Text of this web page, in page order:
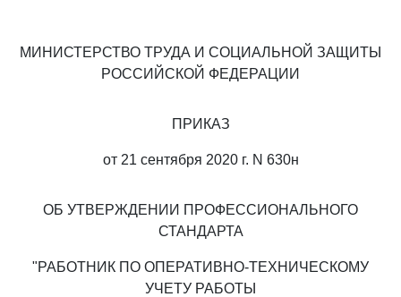
МИНИСТЕРСТВО ТРУДА И СОЦИАЛЬНОЙ ЗАЩИТЫ
РОССИЙСКОЙ ФЕДЕРАЦИИ
ПРИКАЗ
от 21 сентября 2020 г. N 630н
ОБ УТВЕРЖДЕНИИ ПРОФЕССИОНАЛЬНОГО
СТАНДАРТА
"РАБОТНИК ПО ОПЕРАТИВНО-ТЕХНИЧЕСКОМУ
УЧЕТУ РАБОТЫ